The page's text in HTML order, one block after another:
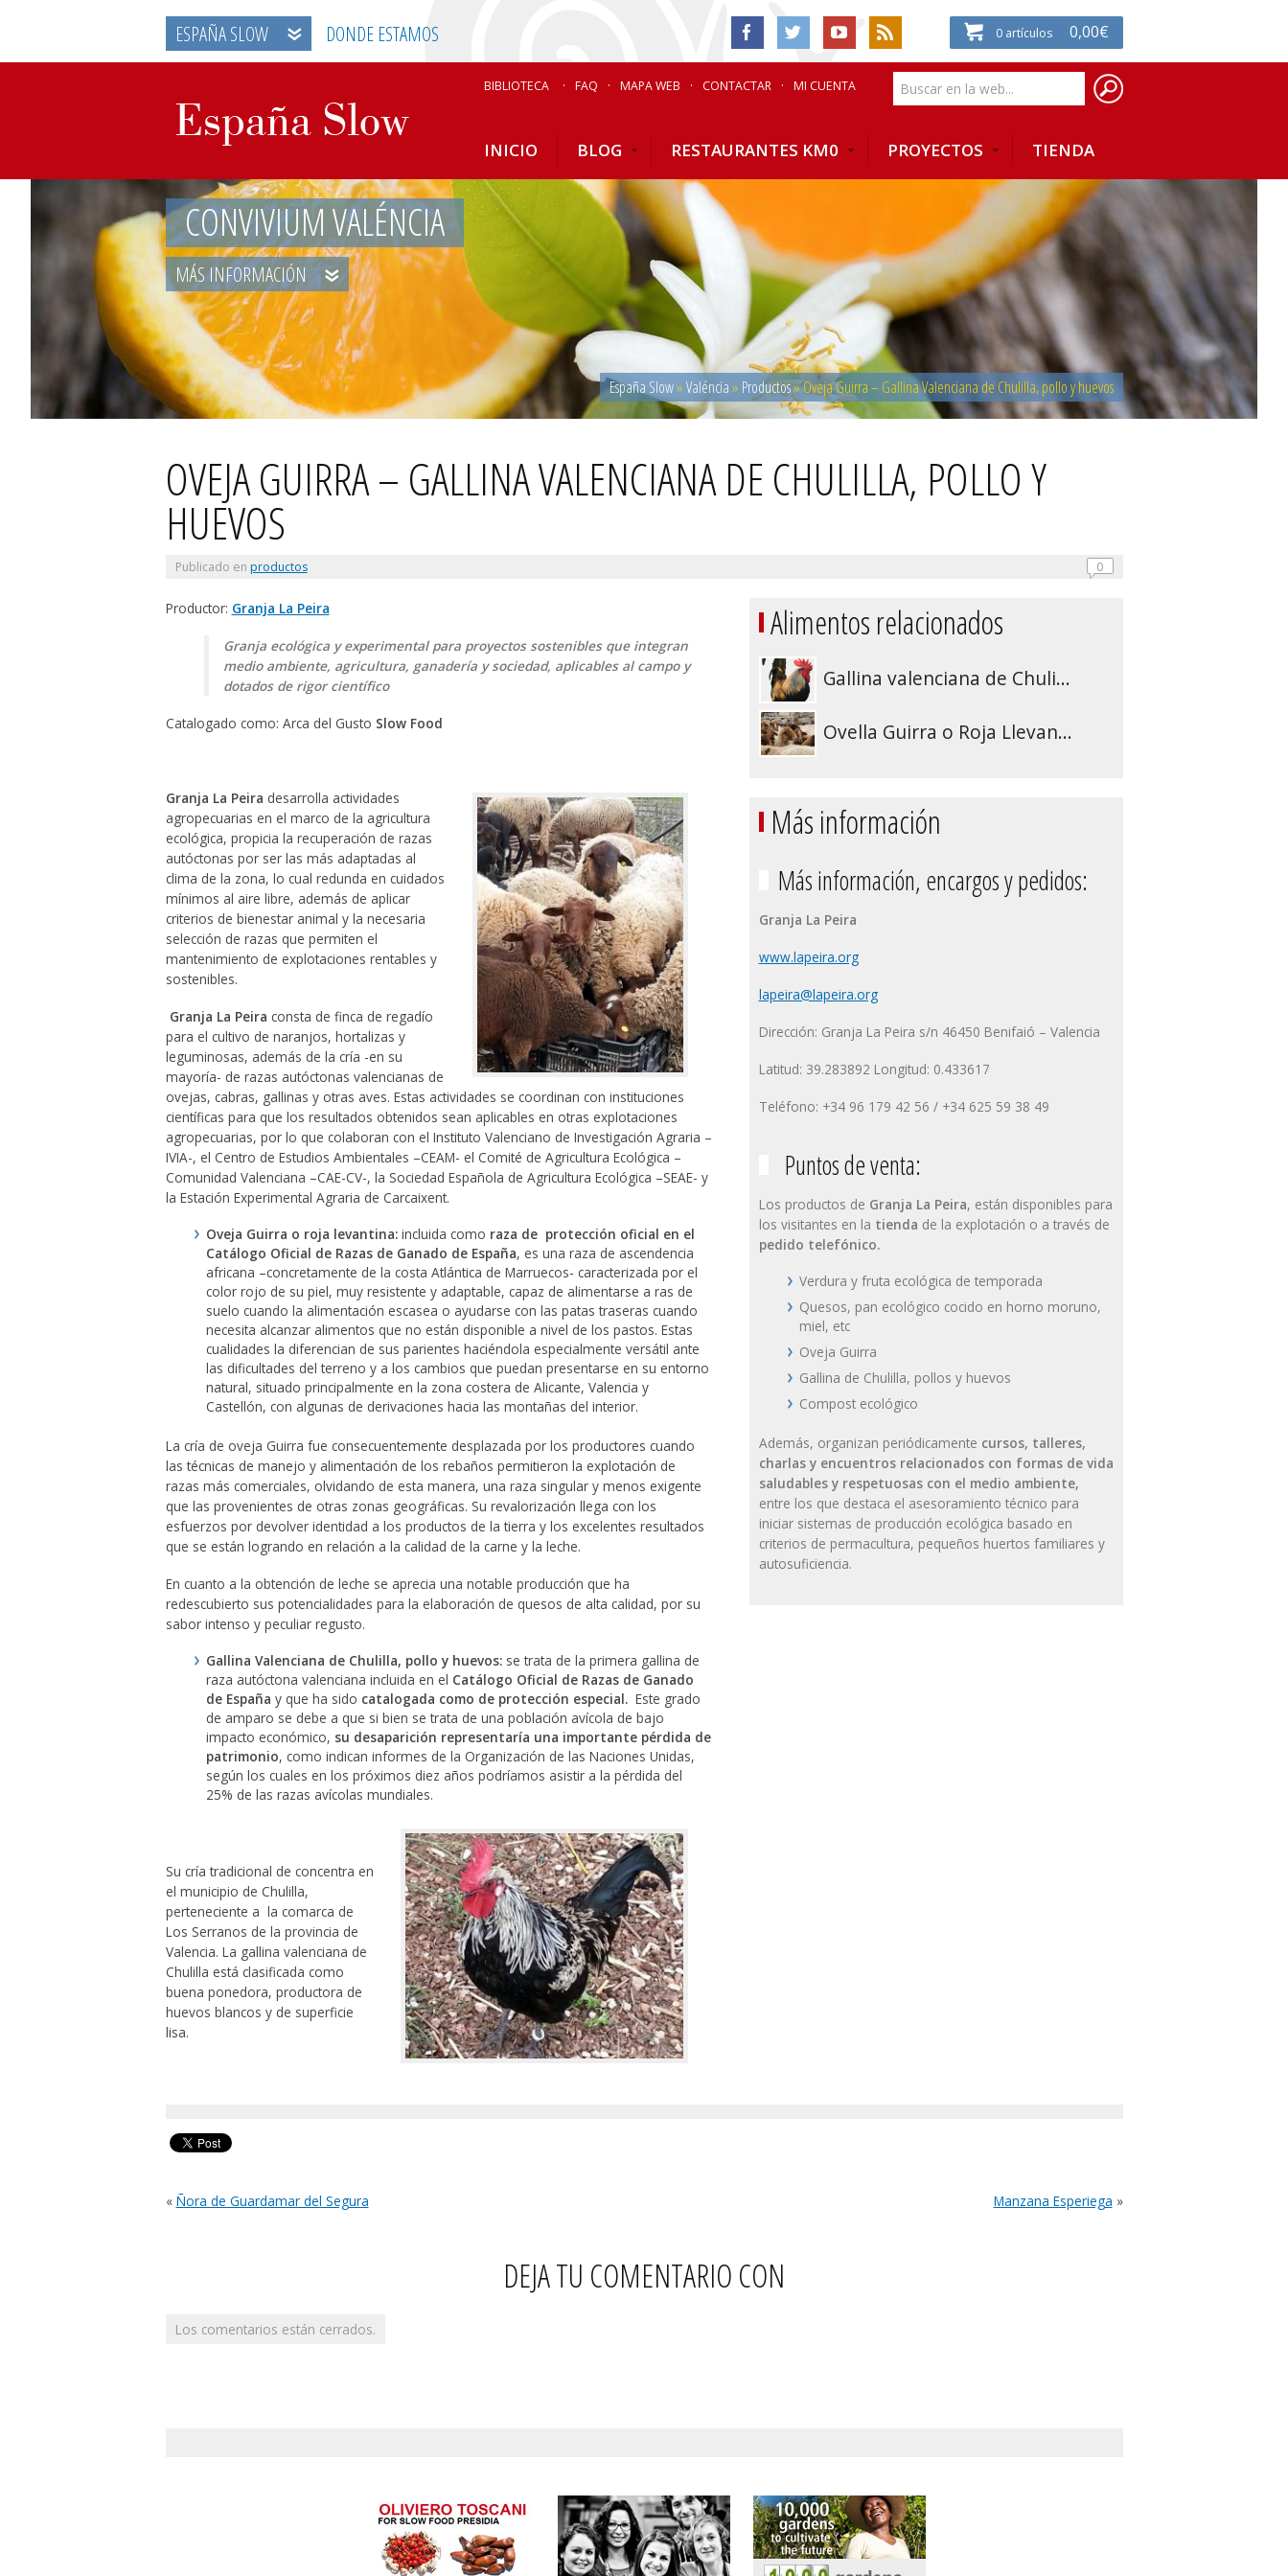
ESPAÑA SLOW DONDE ESTAMOS 0 artículos 0,00€
BIBLIOTECA FAQ MAPA WEB CONTACTAR MI CUENTA
INICIO BLOG RESTAURANTES KM0 PROYECTOS TIENDA
CONVIVIUM VALÉNCIA
MÁS INFORMACIÓN
España Slow»Valéncia» Productos»Oveja Guirra – Gallina Valenciana de Chulilla, pollo y huevos
OVEJA GUIRRA – GALLINA VALENCIANA DE CHULILLA, POLLO Y
HUEVOS
Publicado en productos 0
Productor: Granja La Peira
Granja ecológica y experimental para proyectos sostenibles que integran
medio ambiente, agricultura, ganadería y sociedad, aplicables al campo y
dotados de rigor científico
Catalogado como: Arca del Gusto Slow Food
Granja La Peira desarrolla actividades
agropecuarias en el marco de la agricultura
ecológica, propicia la recuperación de razas
autóctonas por ser las más adaptadas al
clima de la zona, lo cual redunda en cuidados
mínimos al aire libre, además de aplicar
criterios de bienestar animal y la necesaria
selección de razas que permiten el
mantenimiento de explotaciones rentables y
sostenibles.
Granja La Peira consta de finca de regadío
para el cultivo de naranjos, hortalizas y
leguminosas, además de la cría -en su
mayoría- de razas autóctonas valencianas de
ovejas, cabras, gallinas y otras aves. Estas actividades se coordinan con instituciones
científicas para que los resultados obtenidos sean aplicables en otras explotaciones
agropecuarias, por lo que colaboran con el Instituto Valenciano de Investigación Agraria –
IVIA-, el Centro de Estudios Ambientales –CEAM- el Comité de Agricultura Ecológica –
Comunidad Valenciana –CAE-CV-, la Sociedad Española de Agricultura Ecológica –SEAE- y
la Estación Experimental Agraria de Carcaixent.
Oveja Guirra o roja levantina: incluida como raza de protección oficial en el
Catálogo Oficial de Razas de Ganado de España, es una raza de ascendencia
africana –concretamente de la costa Atlántica de Marruecos- caracterizada por el
color rojo de su piel, muy resistente y adaptable, capaz de alimentarse a ras de
suelo cuando la alimentación escasea o ayudarse con las patas traseras cuando
necesita alcanzar alimentos que no están disponible a nivel de los pastos. Estas
cualidades la diferencian de sus parientes haciéndola especialmente versátil ante
las dificultades del terreno y a los cambios que puedan presentarse en su entorno
natural, situado principalmente en la zona costera de Alicante, Valencia y
Castellón, con algunas de derivaciones hacia las montañas del interior.
La cría de oveja Guirra fue consecuentemente desplazada por los productores cuando
las técnicas de manejo y alimentación de los rebaños permitieron la explotación de
razas más comerciales, olvidando de esta manera, una raza singular y menos exigente
que las provenientes de otras zonas geográficas. Su revalorización llega con los
esfuerzos por devolver identidad a los productos de la tierra y los excelentes resultados
que se están logrando en relación a la calidad de la carne y la leche.
En cuanto a la obtención de leche se aprecia una notable producción que ha
redescubierto sus potencialidades para la elaboración de quesos de alta calidad, por su
sabor intenso y peculiar regusto.
Gallina Valenciana de Chulilla, pollo y huevos: se trata de la primera gallina de
raza autóctona valenciana incluida en el Catálogo Oficial de Razas de Ganado
de España y que ha sido catalogada como de protección especial. Este grado
de amparo se debe a que si bien se trata de una población avícola de bajo
impacto económico, su desaparición representaría una importante pérdida de
patrimonio, como indican informes de la Organización de las Naciones Unidas,
según los cuales en los próximos diez años podríamos asistir a la pérdida del
25% de las razas avícolas mundiales.
Su cría tradicional de concentra en
el municipio de Chulilla,
perteneciente a la comarca de
Los Serranos de la provincia de
Valencia. La gallina valenciana de
Chulilla está clasificada como
buena ponedora, productora de
huevos blancos y de superficie
lisa.
Alimentos relacionados
Gallina valenciana de Chuli...
Ovella Guirra o Roja Llevan...
Más información
Más información, encargos y pedidos:
Granja La Peira
www.lapeira.org
lapeira@lapeira.org
Dirección: Granja La Peira s/n 46450 Benifaió – Valencia
Latitud: 39.283892 Longitud: 0.433617
Teléfono: +34 96 179 42 56 / +34 625 59 38 49
Puntos de venta:
Los productos de Granja La Peira, están disponibles para
los visitantes en la tienda de la explotación o a través de
pedido telefónico.
Verdura y fruta ecológica de temporada
Quesos, pan ecológico cocido en horno moruno,
miel, etc
Oveja Guirra
Gallina de Chulilla, pollos y huevos
Compost ecológico
Además, organizan periódicamente cursos, talleres,
charlas y encuentros relacionados con formas de vida
saludables y respetuosas con el medio ambiente,
entre los que destaca el asesoramiento técnico para
iniciar sistemas de producción ecológica basado en
criterios de permacultura, pequeños huertos familiares y
autosuficiencia.
« Ñora de Guardamar del Segura Manzana Esperiega »
DEJA TU COMENTARIO CON
Los comentarios están cerrados.